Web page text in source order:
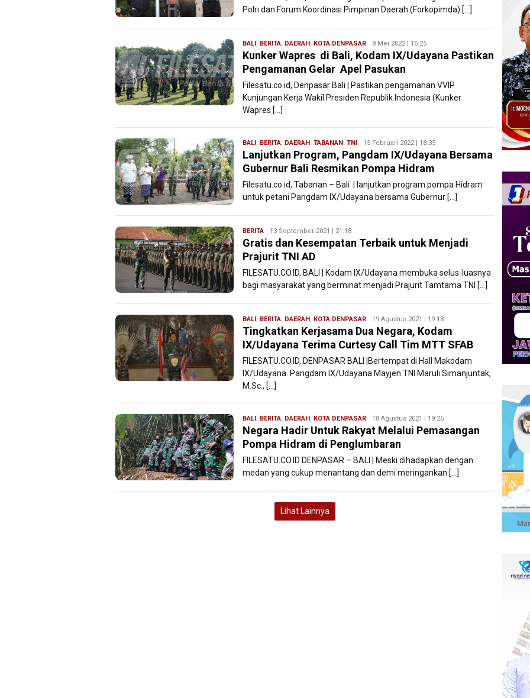
Polri dan Forum Koordinasi Pimpinan Daerah (Forkopimda) […]
BALI , BERITA, DAERAH , KOTA DENPASAR Redaksi
Filesatu
8 Mei 2022 | 16:25
Kunker Wapres di Bali, Kodam IX/Udayana Pastikan
Pengamanan Gelar Apel Pasukan
Filesatu.co.id, Denpasar Bali | Pastikan pengamanan VVIP
Kunjungan Kerja Wakil Presiden Republik Indonesia (Kunker
Wapres […]
BALI , BERITA, DAERAH , TABANAN , TNI
Redaksi
Filesatu
15 Februari 2022 | 18:35
Lanjutkan Program, Pangdam IX/Udayana Bersama
Gubernur Bali Resmikan Pompa Hidram
Filesatu.co.id, Tabanan – Bali | lanjutkan program pompa Hidram
untuk petani Pangdam IX/Udayana bersama Gubernur […]
BERITA Redaksi
Filesatu
13 September 2021 | 21:18
Gratis dan Kesempatan Terbaik untuk Menjadi
Prajurit TNI AD
FILESATU.CO.ID, BALI | Kodam IX/Udayana membuka selus-luasnya
bagi masyarakat yang berminat menjadi Prajurit Tamtama TNI […]
BALI , BERITA, DAERAH , KOTA DENPASAR Redaksi
Filesatu
19 Agustus 2021 | 19:18
Tingkatkan Kerjasama Dua Negara, Kodam
IX/Udayana Terima Curtesy Call Tim MTT SFAB
FILESATU.CO.ID, DENPASAR BALI |Bertempat di Hall Makodam
IX/Udayana. Pangdam IX/Udayana Mayjen TNI Maruli Simanjuntak,
M.Sc., […]
BALI , BERITA, DAERAH , KOTA DENPASAR Redaksi
Filesatu
18 Agustus 2021 | 19:26
Negara Hadir Untuk Rakyat Melalui Pemasangan
Pompa Hidram di Penglumbaran
FILESATU.CO.ID DENPASAR – BALI | Meski dihadapkan dengan
medan yang cukup menantang dan demi meringankan […]
Lihat Lainnya